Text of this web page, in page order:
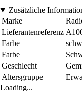
Zusätzliche
Marke
Lieferantenreferenz
Farbe
Farbe
Geschlecht
Altersgruppe
Loading...